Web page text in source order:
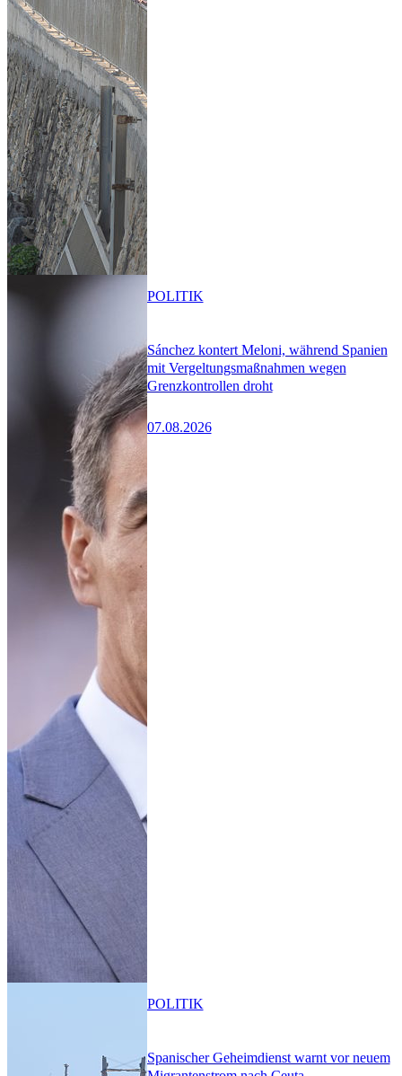
Sánchez kontert Meloni, während Spanien
mit Vergeltungsmaßnahmen wegen
Grenzkontrollen droht
07.08.2026
POLITIK
Spanischer Geheimdienst warnt vor neuem
POLITIK